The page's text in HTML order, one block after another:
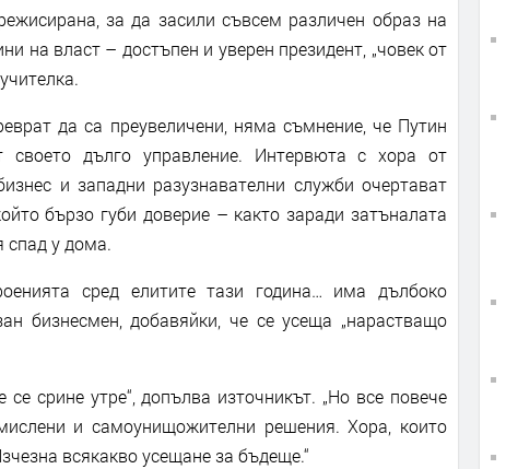
за да засили съвсем различен образ на
на власт – достъпен и уверен президент, „човек от
да са преувеличени, няма съмнение, че Путин
своето дълго управление. Интервюта с хора от
и западни разузнавателни служби очертават
бързо губи доверие – както заради затъналата
спад у дома.
сред елитите тази година… има дълбоко
бизнесмен, добавяйки, че се усеща „нарастващо
срине утре“, допълва източникът. „Но все повече
и самоунищожителни решения. Хора, които
всякакво усещане за бъдеще.“